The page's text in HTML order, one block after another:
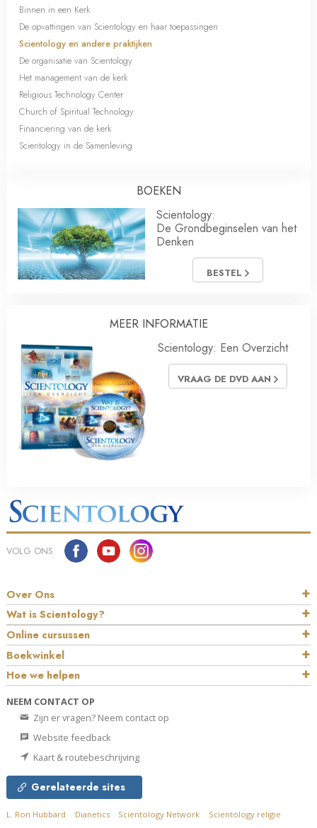
Binnen in een Kerk
De opvattingen van Scientology en haar toepassingen
Scientology en andere praktijken
De organisatie van Scientology
Het management van de kerk
Religious Technology Center
Church of Spiritual Technology
Financiering van de kerk
Scientology in de Samenleving
BOEKEN
Scientology:
De Grondbeginselen van het
Denken
BESTEL
MEER INFORMATIE
Scientology: Een Overzicht
VRAAG DE DVD AAN
VOLG ONS
Over Ons
Wat is Scientology?
Online cursussen
Boekwinkel
Hoe we helpen
NEEM CONTACT OP
Zijn er vragen? Neem contact op
Website feedback
Kaart & routebeschrijving
Gerelateerde sites
L. Ron Hubbard Dianetics Scientology Network
Scientology religie